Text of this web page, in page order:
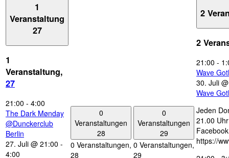
1
Veranstaltung
27
1
Veranstaltung,
27
21:00 - 4:00
The Dark Mønday
@Dunckerclub
Berlin
27. Juli @ 21:00 -
4:00
0
Veranstaltungen
28
0 Veranstaltungen,
28
0
Veranstaltungen
29
0 Veranstaltungen,
29
2
2
21:00 -
Wave
30. Juli
Wave
Jeden
21.00
https://